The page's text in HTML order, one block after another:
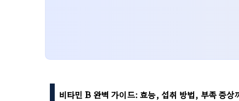
비타민 B 완벽 가이드: 효능, 섭취 방법, 부족 증상